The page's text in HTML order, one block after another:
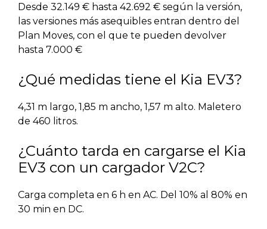
Desde 32.149 € hasta 42.692 € según la versión,
las versiones más asequibles entran dentro del
Plan Moves, con el que te pueden devolver
hasta 7.000 €
¿Qué medidas tiene el Kia EV3?
4,31 m largo, 1,85 m ancho, 1,57 m alto. Maletero
de 460 litros.
¿Cuánto tarda en cargarse el Kia
EV3 con un cargador V2C?
Carga completa en 6 h en AC. Del 10% al 80% en
30 min en DC.